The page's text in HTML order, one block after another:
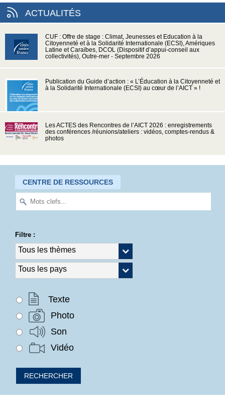
ACTUALITÉS
CUF : Offre de stage : Climat, Jeunesses et Education à la
Citoyenneté et à la Solidarité Internationale (ECSI), Amériques
Latine et Caraïbes, DCOL (Dispositif d’appui-conseil aux
collectivités), Outre-mer - Septembre 2026
Publication du Guide d’action : « L’Éducation à la Citoyenneté et
à la Solidarité Internationale (ECSI) au cœur de l’AICT » !
Les ACTES des Rencontres de l’AICT 2026 : enregistrements
des conférences /réunions/ateliers : vidéos, comptes-rendus &
photos
CENTRE DE RESSOURCES
Filtre :
Texte
Photo
Son
Vidéo